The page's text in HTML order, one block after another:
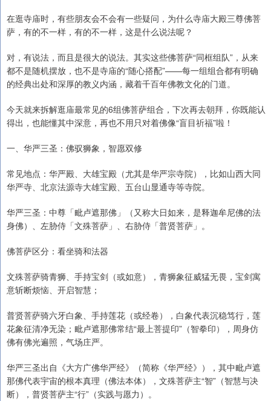
在逛寺庙时，有些朋友会不会有一些疑问，为什么寺庙大殿三尊佛菩
萨，有的不一样，有的不一样，这是什么说法呢？
对，有说法，而且是很大的说法。其实这些佛菩萨“同框组队”，从来
都不是随机摆放，也不是寺庙的“随心搭配”——每一组组合都有明确
的经典出处和深厚的教义内涵，藏着千百年佛教文化的门道。
今天就来拆解逛庙最常见的6组佛菩萨组合，下次再去朝拜，你既能认
得出，也能懂其中深意，再也不用只对着佛像“盲目祈福”啦！
一、华严三圣：佛驭狮象，智愿双修
常见地点：华严殿、大雄宝殿（尤其是华严宗寺院），比如山西大同
华严寺、北京法源寺大雄宝殿、五台山显通寺等寺院。
华严三圣：中尊「毗卢遮那佛」（又称大日如来，是释迦牟尼佛的法
身佛）、左胁侍「文殊菩萨」、右胁侍「普贤菩萨」。
佛菩萨区分：看坐骑和法器
文殊菩萨骑青狮、手持宝剑（或如意），青狮象征威猛无畏，宝剑寓
意斩断烦恼、开启智慧；
普贤菩萨骑六牙白象、手持莲花（或经卷），白象代表沉稳笃行，莲
花象征清净无染；毗卢遮那佛常结“最上菩提印”（智拳印），周身仿
佛有佛光遍照，气场庄严。
华严三圣出自《大方广佛华严经》（简称《华严经》），其中毗卢遮
那佛代表宇宙的根本真理（佛法本体），文殊菩萨主“智”（智慧与决
断），普贤菩萨主“行”（实践与愿力）。